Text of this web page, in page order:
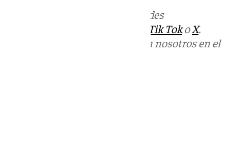
en las redes
Tik TokoX.
Puedes ponerte en contacto con nosotros en el